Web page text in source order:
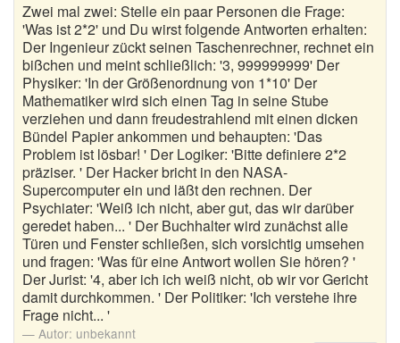
Zwei mal zwei: Stelle ein paar Personen die Frage:
'Was ist 2*2' und Du wirst folgende Antworten erhalten:
Der Ingenieur zückt seinen Taschenrechner, rechnet ein
bißchen und meint schließlich: '3, 999999999' Der
Physiker: 'In der Größenordnung von 1*10' Der
Mathematiker wird sich einen Tag in seine Stube
verziehen und dann freudestrahlend mit einen dicken
Bündel Papier ankommen und behaupten: 'Das
Problem ist lösbar! ' Der Logiker: 'Bitte definiere 2*2
präziser. ' Der Hacker bricht in den NASA-
Supercomputer ein und läßt den rechnen. Der
Psychiater: 'Weiß ich nicht, aber gut, das wir darüber
geredet haben... ' Der Buchhalter wird zunächst alle
Türen und Fenster schließen, sich vorsichtig umsehen
und fragen: 'Was für eine Antwort wollen Sie hören? '
Der Jurist: '4, aber ich ich weiß nicht, ob wir vor Gericht
damit durchkommen. ' Der Politiker: 'Ich verstehe ihre
Frage nicht... '
Autor: unbekannt